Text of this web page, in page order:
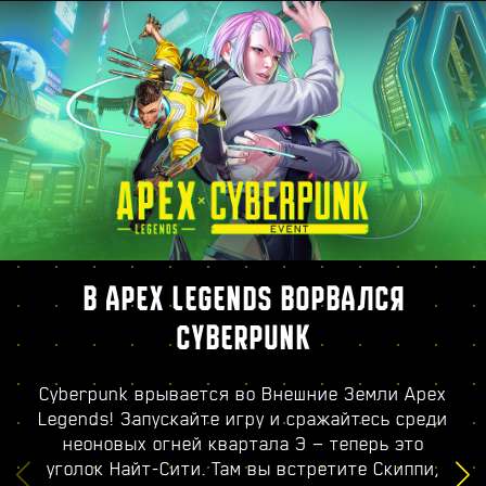
В APEX LEGENDS ВОРВАЛСЯ
CYBERPUNK
Cyberpunk врывается во Внешние Земли Apex
Legends! Запускайте игру и сражайтесь среди
неоновых огней квартала Э — теперь это
уголок Найт-Сити. Там вы встретите Скиппи,